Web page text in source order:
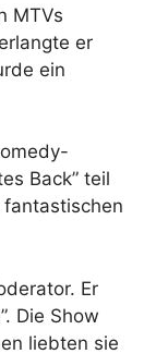
MTVs
er
ein
Back” teil
Er
Die Show
liebten sie